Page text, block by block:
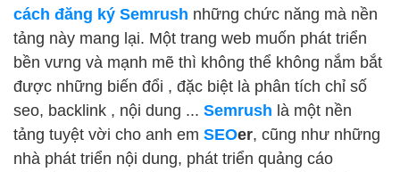
cách đăng ký Semrush những chức năng mà nền
tảng này mang lại. Một trang web muốn phát triển
bền vưng và mạnh mẽ thì không thể không nắm bắt
được những biến đổi , đặc biệt là phân tích chỉ số
seo, backlink , nội dung ... Semrush là một nền
tảng tuyệt vời cho anh em SEOer, cũng như những
nhà phát triển nội dung, phát triển quảng cáo